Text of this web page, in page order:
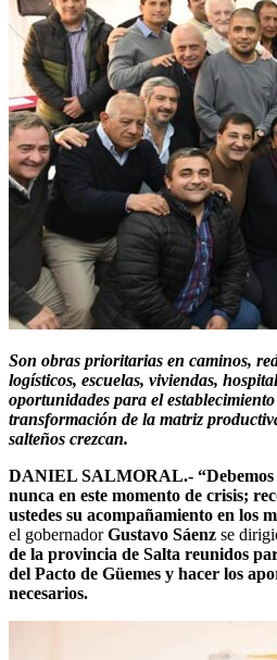
Son obras prioritarias en caminos,
logísticos, escuelas, viviendas,
oportunidades para el
transformación de la matriz
salteños crezcan.
DANIEL SALMORAL.-
nunca en este momento de crisis;
ustedes su acompañamiento en los
el gobernadorGustavo Sáenz se
de la provincia de Salta reunidos
del Pacto de Güemes y hacer los
necesarios.